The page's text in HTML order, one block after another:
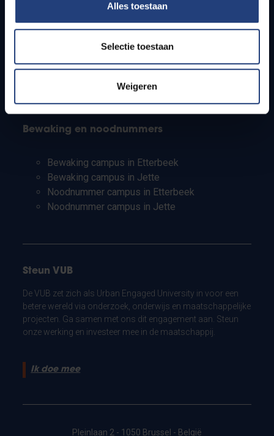
Alles toestaan
Selectie toestaan
Weigeren
Studenten
PhD-studenten
Leerkrachten en secundaire scholen
Bewaking en noodnummers
Bewaking campus in Etterbeek
Bewaking campus in Jette
Noodnummer campus in Etterbeek
Noodnummer campus in Jette
Steun VUB
De VUB zet zich als Urban Engaged University in voor een
betere wereld via onderzoek, onderwijs en maatschappelijke
projecten. Ga samen met ons dit engagement aan. Steun
onze werking en investeer mee in de maatschappij.
Ik doe mee
Pleinlaan 2 - 1050 Brussel - België